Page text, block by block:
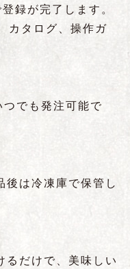
録が完了します。
カタログ、操作ガ
でも発注可能で
後は冷凍庫で保管し
るだけで、美味しい